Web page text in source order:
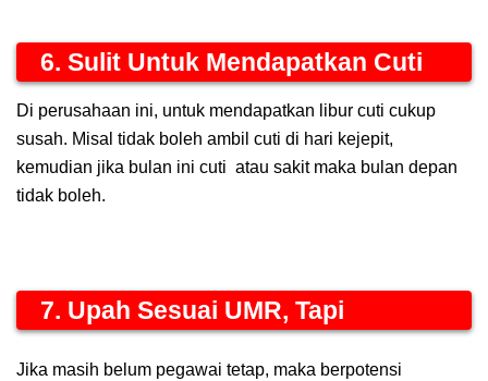
6. Sulit Untuk Mendapatkan Cuti
Di perusahaan ini, untuk mendapatkan libur cuti cukup
susah. Misal tidak boleh ambil cuti di hari kejepit,
kemudian jika bulan ini cuti atau sakit maka bulan depan
tidak boleh.
7. Upah Sesuai UMR, Tapi
Jika masih belum pegawai tetap, maka berpotensi